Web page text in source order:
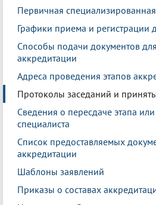
Первичная
Графики приема и регистрации
Способы подачи документов
аккредитации
Адреса проведения этапов
Протоколы заседаний и
Сведения о пересдаче этапа
специалиста
Список предоставляемых
аккредитации
Шаблоны заявлений
Приказы о составах